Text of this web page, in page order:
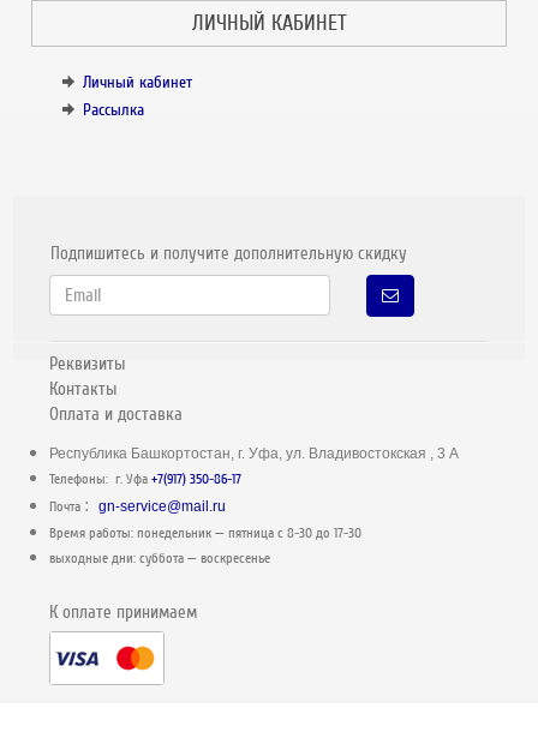
ЛИЧНЫЙ КАБИНЕТ
Личный кабинет
Рассылка
Подпишитесь и получите дополнительную скидку
Реквизиты
Контакты
Оплата и доставка
Республика Башкортостан, г. Уфа, ул. Владивостокская , 3 А
Телефоны: г. Уфа+7(917) 350-86-17
Почта :gn-service@mail.ru
Время работы: понедельник — пятница c 8-30 до 17-30
выходные дни: суббота — воскресенье
К оплате принимаем